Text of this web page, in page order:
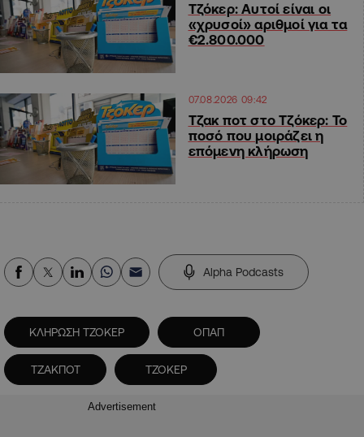
Τζόκερ: Αυτοί είναι οι
«χρυσοί» αριθμοί για τα
€2.800.000
07.08.2026 09:42
Τζακ ποτ στο Τζόκερ: Το
ποσό που μοιράζει η
επόμενη κλήρωση
Alpha Podcasts
ΚΛΗΡΩΣΗ ΤΖΟΚΕΡ ΟΠΑΠ
ΤΖΑΚΠΟΤ ΤΖΟΚΕΡ
Advertisement